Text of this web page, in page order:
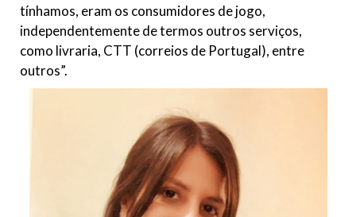
tínhamos, eram os consumidores de jogo,
independentemente de termos outros serviços,
como livraria, CTT (correios de Portugal), entre
outros”.